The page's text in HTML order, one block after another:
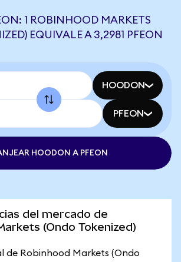
1 ROBINHOOD MARKETS
EQUIVALE A 3,2981 PFEON
HOODON
PFEON
HOODON A PFEON
del mercado de
(Ondo Tokenized)
de Robinhood Markets (Ondo